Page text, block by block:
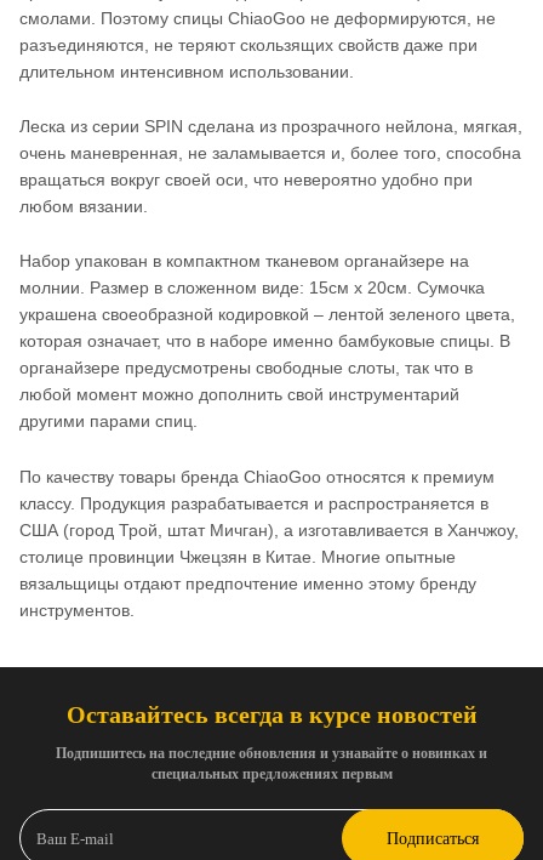
смолами. Поэтому спицы ChiaoGoo не деформируются, не
разъединяются, не теряют скользящих свойств даже при
длительном интенсивном использовании.
Леска из серии SPIN сделана из прозрачного нейлона, мягкая,
очень маневренная, не заламывается и, более того, способна
вращаться вокруг своей оси, что невероятно удобно при
любом вязании.
Набор упакован в компактном тканевом органайзере на
молнии. Размер в сложенном виде: 15см х 20см. Сумочка
украшена своеобразной кодировкой – лентой зеленого цвета,
которая означает, что в наборе именно бамбуковые спицы. В
органайзере предусмотрены свободные слоты, так что в
любой момент можно дополнить свой инструментарий
другими парами спиц.
По качеству товары бренда ChiaoGoo относятся к премиум
классу. Продукция разрабатывается и распространяется в
США (город Трой, штат Мичган), а изготавливается в Ханчжоу,
столице провинции Чжецзян в Китае. Многие опытные
вязальщицы отдают предпочтение именно этому бренду
инструментов.
Оставайтесь всегда в курсе новостей
Подпишитесь на последние обновления и узнавайте о новинках и
специальных предложениях первым
Подписаться